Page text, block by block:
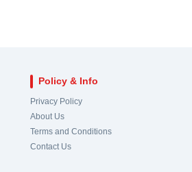
View
Policy & Info
Privacy Policy
About Us
Terms and Conditions
Contact Us